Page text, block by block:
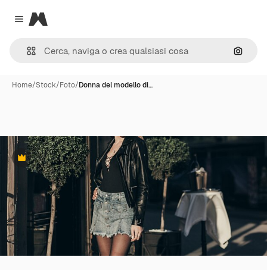
Close menu
Magnific
Cerca
Home/Stock/Foto/Donna del modello di…
Premium